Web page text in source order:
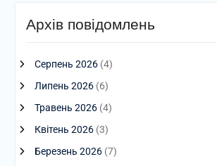
Архів повідомлень
Серпень 2026(4)
Липень 2026(6)
Травень 2026(4)
Квітень 2026(3)
Березень 2026(7)